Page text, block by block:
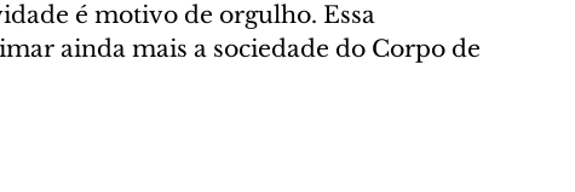
é motivo de orgulho. Essa
ainda mais a sociedade do Corpo de